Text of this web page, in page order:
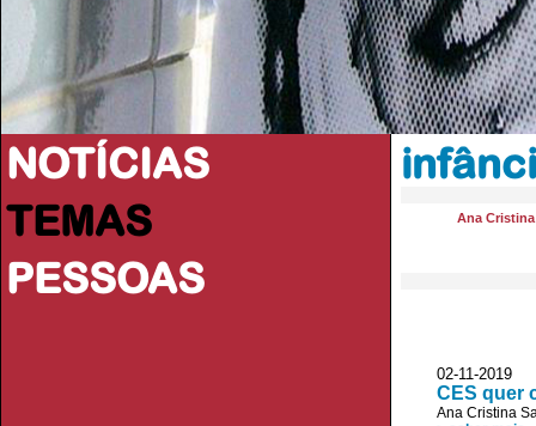
NOTÍCIAS
TEMAS
PESSOAS
Ana
02-11-
CES quer
Ana Cristina